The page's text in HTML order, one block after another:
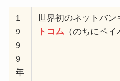
1
9
9
9
年
世界初のネットバン
トコム （のちにペ